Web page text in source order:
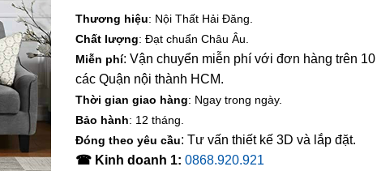
là:
7,500,000₫.
6,750,000₫.
Thương hiệu: Nội Thất Hải Đăng.
Chất lượng: Đạt chuẩn Châu Âu.
Miễn phí: Vận chuyển miễn phí với đơn hàng trên 10
các Quận nội thành HCM.
Thời gian giao hàng: Ngay trong ngày.
Bảo hành: 12 tháng.
Đóng theo yêu cầu: Tư vấn thiết kế 3D và lắp đặt.
☎ Kinh doanh 1: 0868.920.921